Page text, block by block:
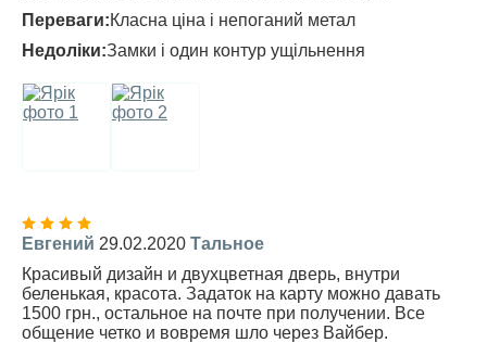
Переваги:Класна ціна і непоганий метал
Недоліки:Замки і один контур ущільнення
Евгений 29.02.2020 Тальное
Красивый дизайн и двухцветная дверь, внутри
беленькая, красота. Задаток на карту можно давать
1500 грн., остальное на почте при получении. Все
общение четко и вовремя шло через Вайбер.